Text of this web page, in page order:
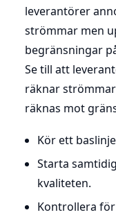
leverantörer
strömmar men
begränsningar
Se till att
räknar
räknas mot
Kör ett
Starta
kvaliteten.
Kontrollera